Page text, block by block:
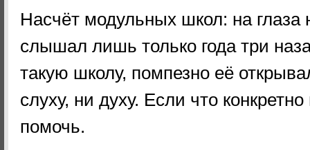
Насчёт модульных школ: на глаза
слышал лишь только года три
такую школу, помпезно её
слуху, ни духу. Если что
помочь.